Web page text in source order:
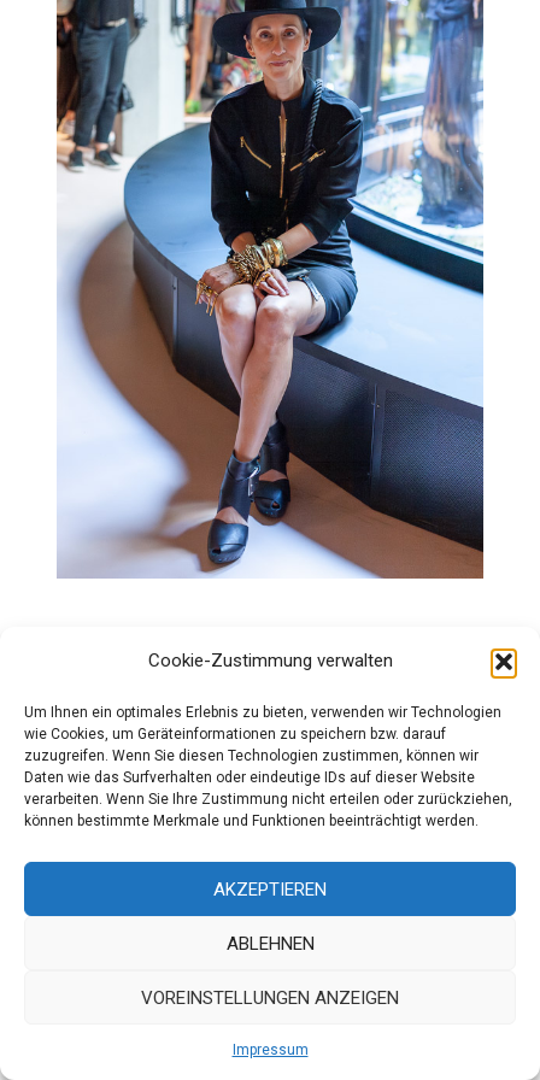
Cookie-Zustimmung verwalten
Um Ihnen ein optimales Erlebnis zu bieten, verwenden wir Technologien
wie Cookies, um Geräteinformationen zu speichern bzw. darauf
zuzugreifen. Wenn Sie diesen Technologien zustimmen, können wir
Daten wie das Surfverhalten oder eindeutige IDs auf dieser Website
verarbeiten. Wenn Sie Ihre Zustimmung nicht erteilen oder zurückziehen,
können bestimmte Merkmale und Funktionen beeinträchtigt werden.
AKZEPTIEREN
ABLEHNEN
VOREINSTELLUNGEN ANZEIGEN
Impressum
BERLIN FASHION WEEK KOLLEKTIONEN
KONTAKT
ÜBER UNS
Über modaCYCLE